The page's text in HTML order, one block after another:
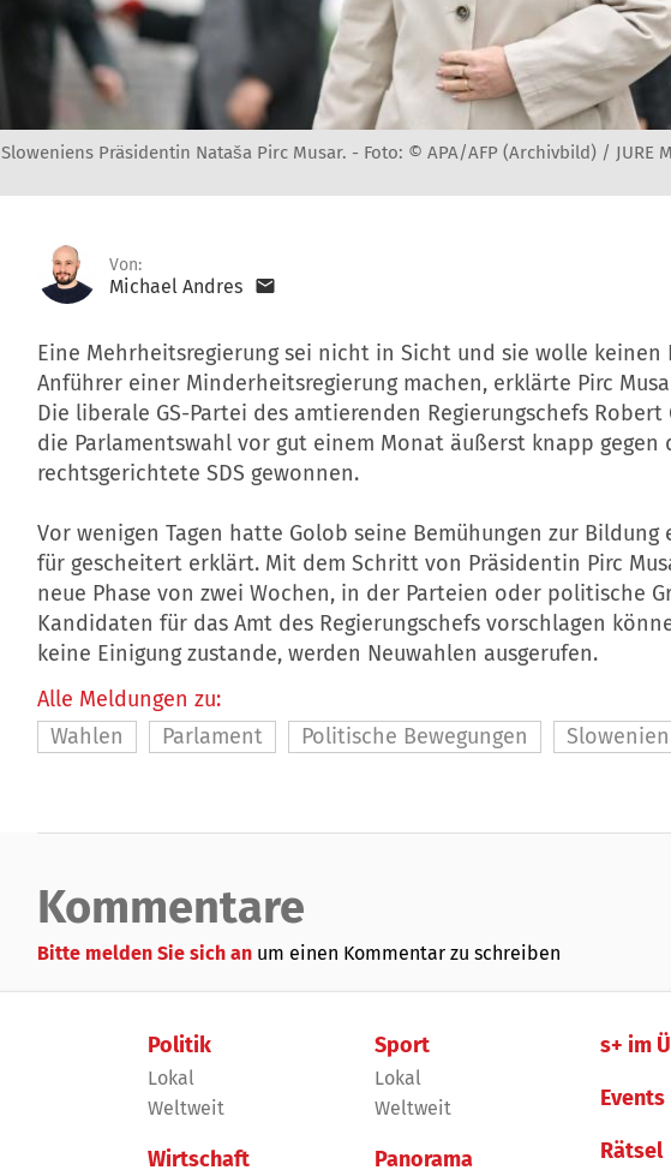
Sloweniens Präsidentin Nataša Pirc Musar. - Foto: © APA/AFP (Archivbild) / JURE
Von:
Michael Andres
Eine Mehrheitsregierung sei nicht in Sicht und sie wolle keinen
Anführer einer Minderheitsregierung machen, erklärte Pirc
Die liberale GS-Partei des amtierenden Regierungschefs
die Parlamentswahl vor gut einem Monat äußerst knapp gegen
rechtsgerichtete SDS gewonnen.
Vor wenigen Tagen hatte Golob seine Bemühungen zur
für gescheitert erklärt. Mit dem Schritt von Präsidentin Pirc
neue Phase von zwei Wochen, in der Parteien oder politische
Kandidaten für das Amt des Regierungschefs vorschlagen
keine Einigung zustande, werden Neuwahlen ausgerufen.
Alle Meldungen zu:
Wahlen
Parlament Politische Bewegungen Slowenien
Kommentare
Bitte melden Sie sich an um einen Kommentar zu schreiben
Politik
Lokal
Weltweit
Wirtschaft
Sport
Lokal
Weltweit
Panorama
s+ im
Events
Rätsel